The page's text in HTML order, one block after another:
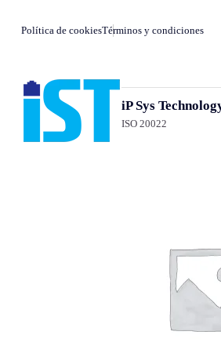
Política de cookiesTérminos y condiciones
iP Sys
ISO 20022